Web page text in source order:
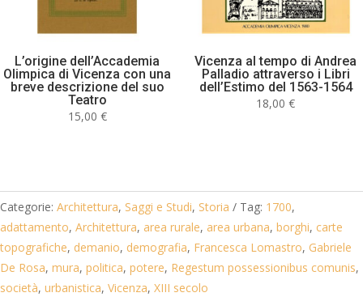
L’origine dell’Accademia
Olimpica di Vicenza con una
breve descrizione del suo
Teatro
15,00 €
Vicenza al tempo di Andrea
Palladio attraverso i Libri
dell’Estimo del 1563-1564
18,00€
Categorie: Architettura, Saggi e Studi, Storia Tag: 1700,
adattamento, Architettura, area rurale, area urbana, borghi, carte
topografiche, demanio, demografia, Francesca Lomastro, Gabriele
De Rosa, mura, politica, potere, Regestum possessionibus comunis,
società, urbanistica, Vicenza, XIII secolo